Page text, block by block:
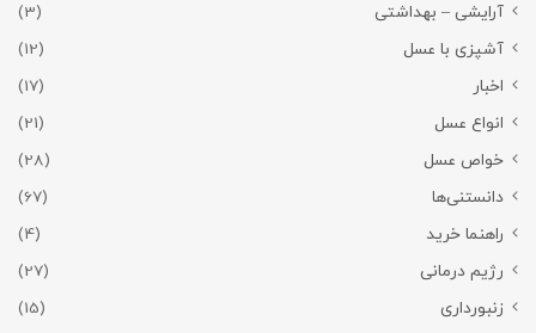
آرایشی – بهداشتی
(3)
آشپزی با عسل
(12)
اخبار
(17)
انواع عسل
(21)
خواص عسل
(28)
دانستنی‌ها
(67)
راهنما خرید
(4)
رژیم درمانی
(27)
زنبورداری
(15)